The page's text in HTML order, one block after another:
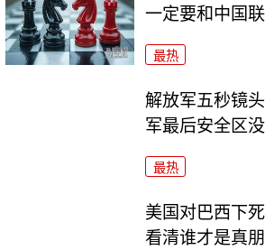
一定要和中国
最热
解放军五秒镜
军最后安全区
最热
美国对巴西下
看清谁才是真